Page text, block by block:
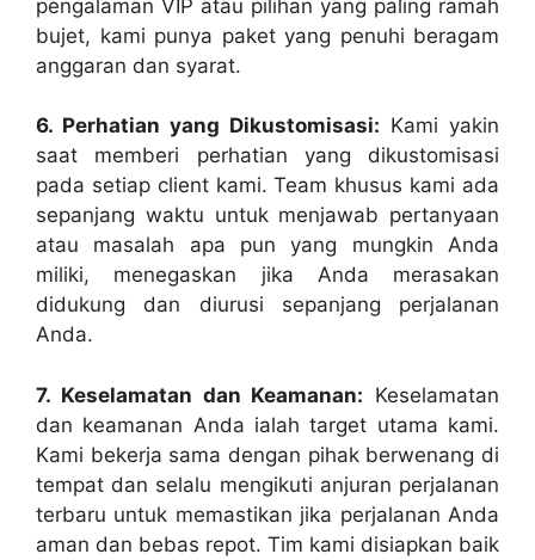
pengalaman VIP atau pilihan yang paling ramah
bujet, kami punya paket yang penuhi beragam
anggaran dan syarat.
6. Perhatian yang Dikustomisasi: Kami yakin
saat memberi perhatian yang dikustomisasi
pada setiap client kami. Team khusus kami ada
sepanjang waktu untuk menjawab pertanyaan
atau masalah apa pun yang mungkin Anda
miliki, menegaskan jika Anda merasakan
didukung dan diurusi sepanjang perjalanan
Anda.
7. Keselamatan dan Keamanan: Keselamatan
dan keamanan Anda ialah target utama kami.
Kami bekerja sama dengan pihak berwenang di
tempat dan selalu mengikuti anjuran perjalanan
terbaru untuk memastikan jika perjalanan Anda
aman dan bebas repot. Tim kami disiapkan baik